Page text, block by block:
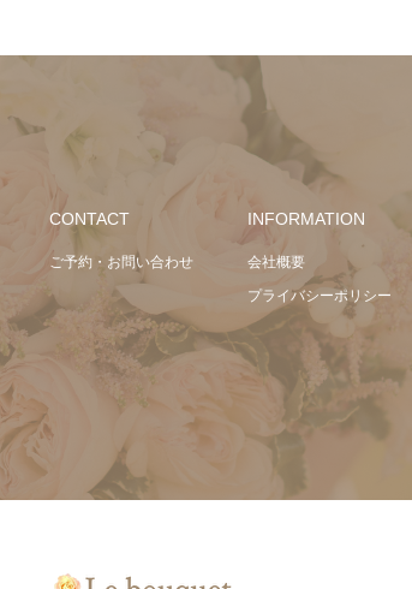
CONTACT
ご予約・お問い合わせ
INFORMATION
会社概要
プライバシーポリシー